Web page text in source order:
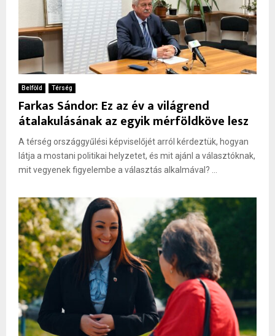
Belföld Térség
Farkas Sándor: Ez az év a világrend
átalakulásának az egyik mérföldköve lesz
A térség országgyűlési képviselőjét arról kérdeztük, hogyan
látja a mostani politikai helyzetet, és mit ajánl a választóknak,
mit vegyenek figyelembe a választás alkalmával? ...